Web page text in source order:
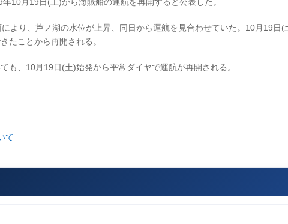
より、芦ノ湖の水位が上昇、同日から運航を見合わせていた。10月19日(
たことから再開される。
も、10月19日(土)始発から平常ダイヤで運航が再開される。
て